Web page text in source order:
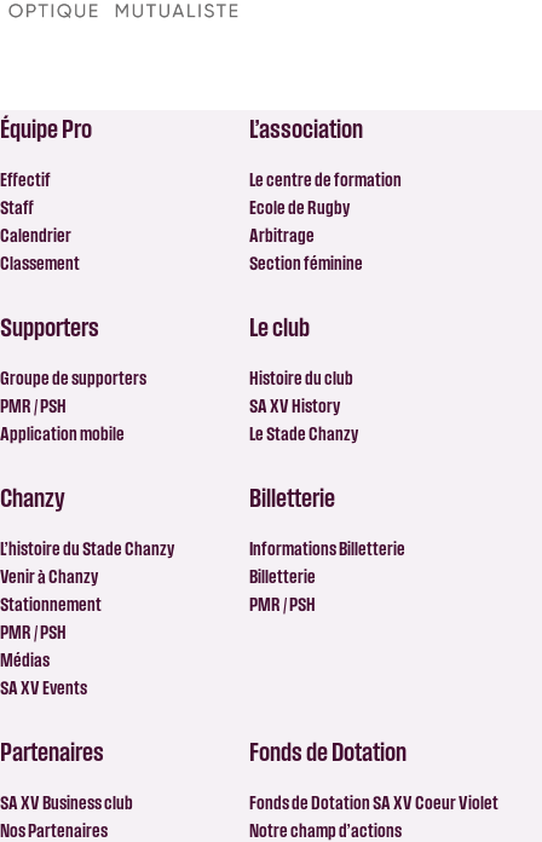
Équipe Pro
Effectif
Staff
Calendrier
Classement
L’association
Le centre de formation
Ecole de Rugby
Arbitrage
Section féminine
Supporters
Groupe de supporters
PMR / PSH
Application mobile
Le club
Histoire du club
SA XV History
Le Stade Chanzy
Chanzy
L’histoire du Stade Chanzy
Venir à Chanzy
Stationnement
PMR / PSH
Médias
SA XV Events
Billetterie
Informations Billetterie
Billetterie
PMR / PSH
Partenaires
SA XV Business club
Nos Partenaires
Fonds de Dotation
Fonds de Dotation SA XV Coeur Violet
Notre champ d’actions